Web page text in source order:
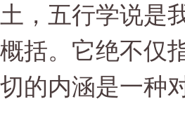
土，五行学说是
概括。它绝不仅
切的内涵是一种